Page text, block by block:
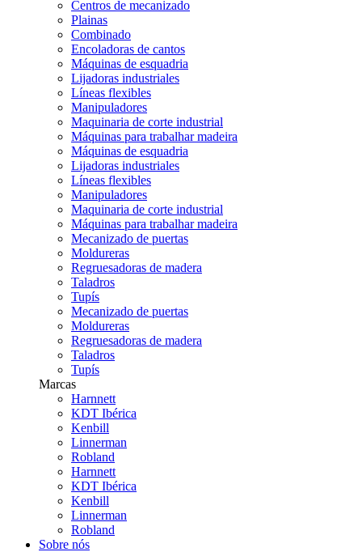
Centros de mecanizado
Plainas
Combinado
Encoladoras de cantos
Máquinas de esquadria
Lijadoras industriales
Líneas flexibles
Manipuladores
Maquinaria de corte industrial
Máquinas para trabalhar madeira
Máquinas de esquadria
Lijadoras industriales
Líneas flexibles
Manipuladores
Maquinaria de corte industrial
Máquinas para trabalhar madeira
Mecanizado de puertas
Moldureras
Regruesadoras de madera
Taladros
Tupís
Mecanizado de puertas
Moldureras
Regruesadoras de madera
Taladros
Tupís
Marcas
Harnnett
KDT Ibérica
Kenbill
Linnerman
Robland
Harnnett
KDT Ibérica
Kenbill
Linnerman
Robland
Sobre nós